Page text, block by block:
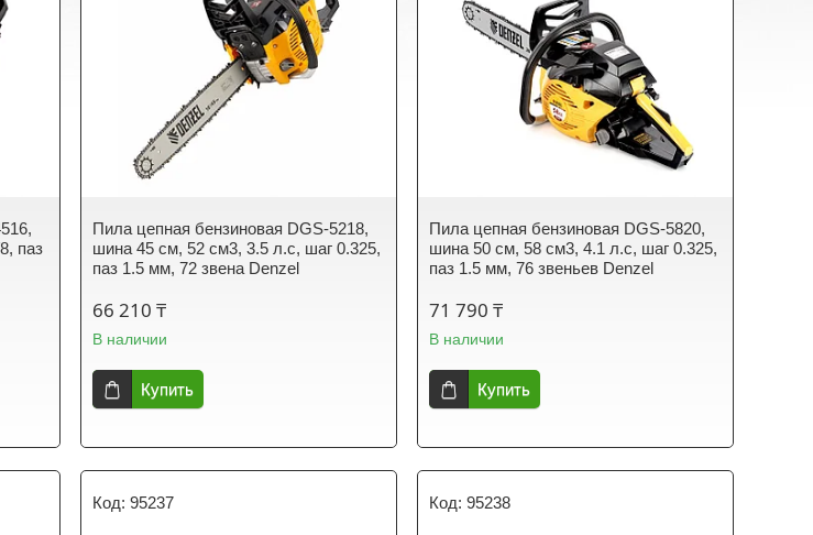
паз
Пила цепная бензиновая DGS-5218,
шина 45 см, 52 см3, 3.5 л.с, шаг 0.325,
паз 1.5 мм, 72 звена Denzel
66 210 ₸
В наличии
Купить
Пила цепная бензиновая DGS-5820,
шина 50 см, 58 см3, 4.1 л.с, шаг 0.325,
паз 1.5 мм, 76 звеньев Denzel
71 790 ₸
В наличии
Купить
95237 95238